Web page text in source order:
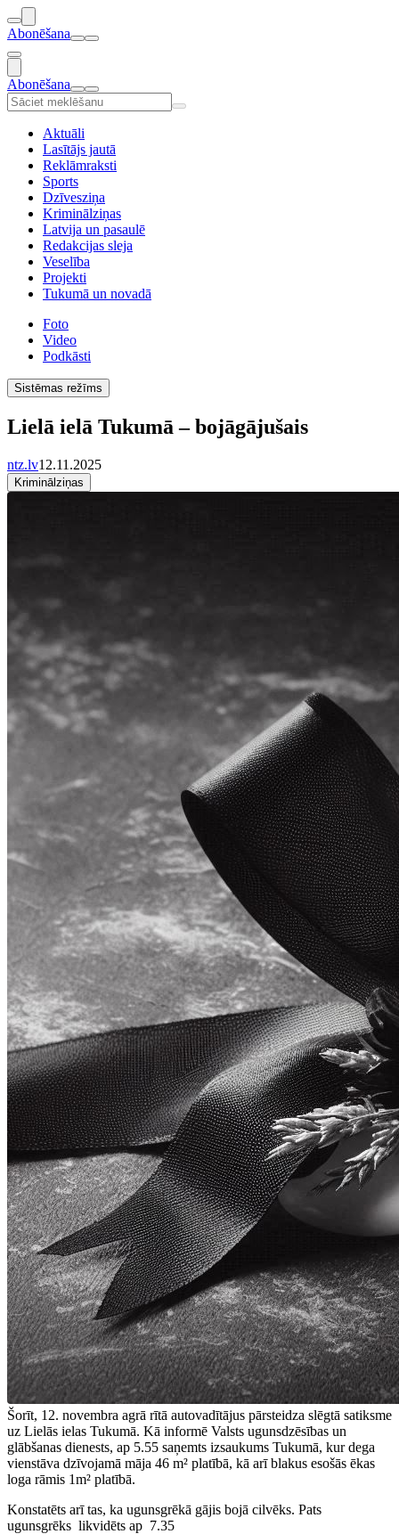
Abonēšana
Abonēšana
Aktuāli
Lasītājs jautā
Reklāmraksti
Sports
Dzīvesziņa
Kriminālziņas
Latvija un pasaulē
Redakcijas sleja
Veselība
Projekti
Tukumā un novadā
Foto
Video
Podkāsti
Sistēmas režīms
Lielā ielā Tukumā – bojāgājušais
ntz.lv12.11.2025
Kriminālziņas
Šorīt, 12. novembra agrā rītā autovadītājus pārsteidza slēgtā satiksme
uz Lielās ielas Tukumā. Kā informē Valsts ugunsdzēsības un
glābšanas dienests, ap 5.55 saņemts izsaukums Tukumā, kur dega
vienstāva dzīvojamā māja 46 m² platībā, kā arī blakus esošās ēkas
loga rāmis 1m² platībā.
Konstatēts arī tas, ka ugunsgrēkā gājis bojā cilvēks. Pats
ugunsgrēks likvidēts ap 7.35